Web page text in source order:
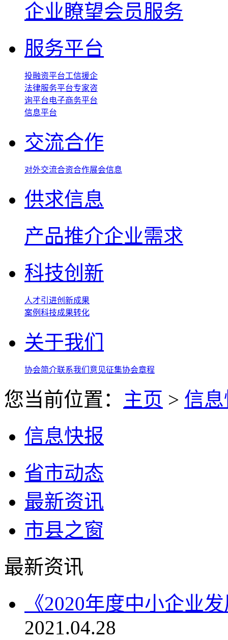
企业瞭望会员服务
服务平台
投融资平台工信援企
法律服务平台专家咨
询平台电子商务平台
信息平台
交流合作
对外交流合资合作展会信息
供求信息
产品推介企业需求
科技创新
人才引进创新成果
案例 科技成果转化
关于我们
协会简介联系我们 意见征集协会章程
您当前位置： 主页 > 信
信息快报
省市动态
最新资讯
市县之窗
最新资讯
《2020年度中小企业
2021.04.28